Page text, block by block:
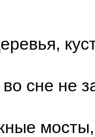
сне не
мосты,